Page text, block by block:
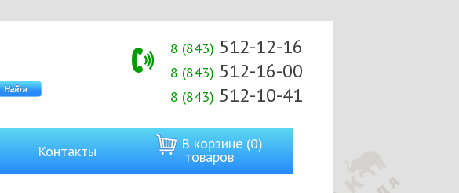
8 (843) 512-12-16
8 (843) 512-16-00
8 (843) 512-10-41
Контакты В корзине (0)
товаров